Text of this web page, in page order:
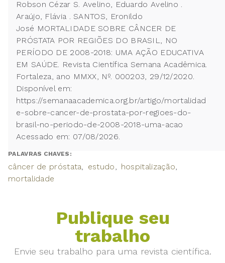
Robson Cézar S. Avelino, Eduardo Avelino .
Araújo, Flávia . SANTOS, Eronildo
José MORTALIDADE SOBRE CÂNCER DE
PRÓSTATA POR REGIÕES DO BRASIL, NO
PERÍODO DE 2008-2018: UMA AÇÃO EDUCATIVA
EM SAÚDE. Revista Científica Semana Acadêmica.
Fortaleza, ano MMXX, Nº. 000203, 29/12/2020.
Disponível em:
https://semanaacademica.org.br/artigo/mortalidad
e-sobre-cancer-de-prostata-por-regioes-do-
brasil-no-periodo-de-2008-2018-uma-acao
Acessado em: 07/08/2026.
PALAVRAS CHAVES:
câncer de próstata estudo
hospitalização
mortalidade
Publique seu
trabalho
Envie seu trabalho para uma revista científica.